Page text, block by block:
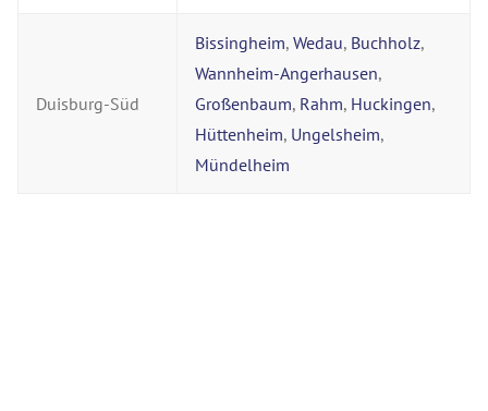
Duisburg-Süd
Bissingheim, Wedau, Buchholz,
Wannheim-Angerhausen,
Großenbaum, Rahm, Huckingen,
Hüttenheim, Ungelsheim,
Mündelheim